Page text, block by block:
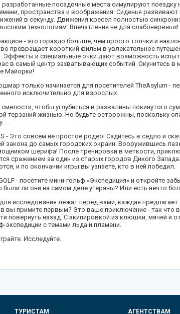
разработанные посадочные места симулируют
пространства и воображения. Сиденья
в секунду. Движения кресел полностью
технологиям. Впечатления не для слабонервных!
- это гораздо больше, чем просто толчки и
превращает короткий фильм в увлекательное
Эффекты и специальные очки дают возможность
в самый центр захватывающих событий. Окунитесь в
Майорки!
только начинается для посетителей TheAsylum -
исключительно для взрослых.
смелости, чтобы углубиться в развалины покинутого
терзаний жизнью. Но будьте осторожны, поскольку
- Это совсем не простое родео! Садитесь в седло и
закона до самых городских окраин. Вооружившись
шерифа! После тренировки в меткости,
сражением за один из старых городов Дикого
и по окончании игры вы узнаете, кто в ней победил.
- посетите мини-гольф «Экспедиция» и откройте
были ли они на самом деле утеряны? Или есть нечто
исследования лежат перед вами, каждая
вы примите первым? Это ваше приключение - так что
повернуть назад. С экипировкой из клюшки, мячей и
экспедиции с темами льда и пламени.
Исследуйте.
ТУРИСТАМ АГЕНТСТВАМ